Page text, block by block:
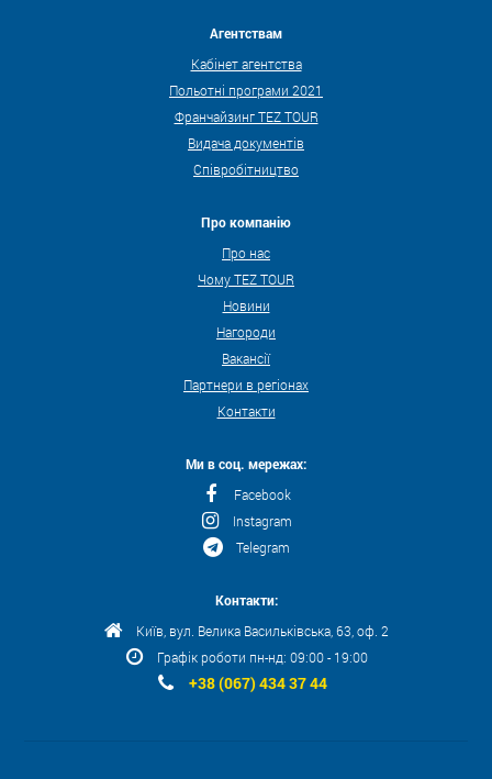
Агентствам
Кабінет агентства
Польотні програми 2021
Франчайзинг TEZ TOUR
Видача документів
Співробітництво
Про компанію
Про нас
Чому TEZ TOUR
Новини
Нагороди
Вакансії
Партнери в регіонах
Контакти
Ми в соц. мережах:
Facebook
Instagram
Telegram
Контакти:
Київ, вул. Велика Васильківська, 63, оф. 2
Графік роботи пн-нд: 09:00 - 19:00
+38 (067) 434 37 44